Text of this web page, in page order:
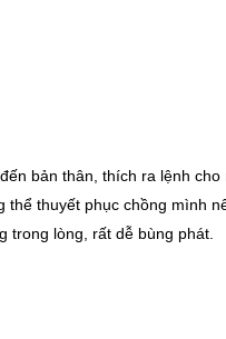
bản thân, thích ra lệnh
thuyết phục chồng mình
trong lòng, rất dễ bùng phát.